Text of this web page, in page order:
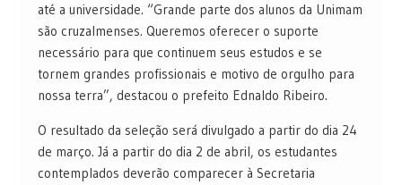
até a universidade. “Grande parte dos alunos da Unimam
são cruzalmenses. Queremos oferecer o suporte
necessário para que continuem seus estudos e se
tornem grandes profissionais e motivo de orgulho para
nossa terra”, destacou o prefeito Ednaldo Ribeiro.
O resultado da seleção será divulgado a partir do dia 24
de março. Já a partir do dia 2 de abril, os estudantes
contemplados deverão comparecer à Secretaria